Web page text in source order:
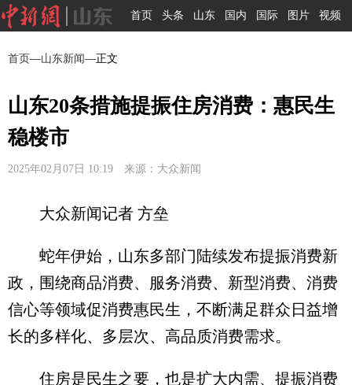
首页 头条 山东 国内 国际 图片 视频
首页—山东新闻—正文
山东20条措施提振住房消费：惠民生
稳楼市
2025年02月07日 10:19 来源：大众新闻
大众新闻记者 方垒
蛇年伊始，山东多部门陆续发布提振消费新
政，围绕商品消费、服务消费、新型消费、消费
信心等领域促消费惠民生，不断满足群众日益增
长的多样化、多层次、高品质消费需求。
住房是民生之要，也是扩大内需、提振消费